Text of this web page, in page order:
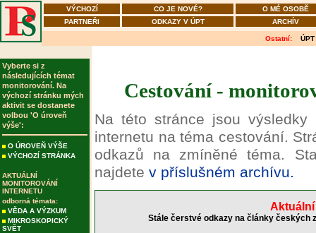
VÝCHOZÍ CO JE NOVÉ?
O MÉ OSOBĚ
PARTNEŘI
ODKAZY V ÚPT ARCHÍV
Ostatní: ÚPT
Vyberte si z
následujících témat
monitorování. Na
výchozí stránku mých
aktivit se dostanete
volbou 'O úroveň
výše':
O ÚROVEŇ VÝŠE
VÝCHOZÍ STRÁNKA
AKTUÁLNÍ
MONITOROVÁNÍ
INTERNETU
odborná témata:
VĚDA A VÝZKUM
MIKROSKOPICKÝ
SVĚT
Cestování -
Na této stránce jsou výsledky
internetu na téma cestování.
odkazů na zmíněné téma.
najdete v příslušném archívu.
Stále čerstvé odkazy na články českých